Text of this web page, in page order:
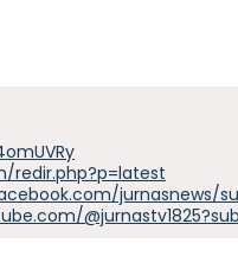
redir.php?p=latest
jurnasnews/